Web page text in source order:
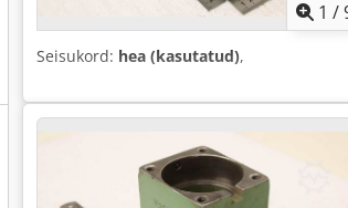
1 /
Seisukord: hea (kasutatud),